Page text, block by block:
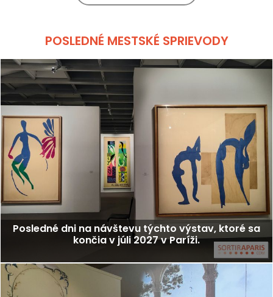
POSLEDNÉ MESTSKÉ SPRIEVODY
Posledné dni na návštevu týchto výstav, ktoré sa
končia v júli 2027 v Paríži.